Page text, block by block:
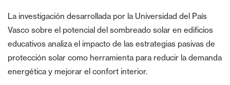
La investigación desarrollada por la Universidad del País
Vasco sobre el potencial del sombreado solar en edificios
educativos analiza el impacto de las estrategias pasivas de
protección solar como herramienta para reducir la demanda
energética y mejorar el confort interior.